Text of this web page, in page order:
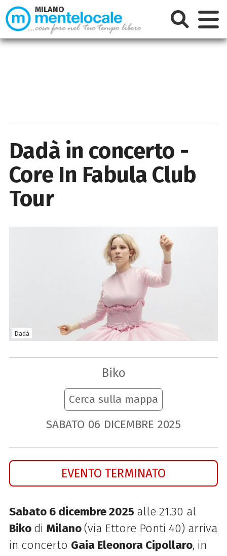
Dadà in concerto -
Core In Fabula Club
Tour
Dadà
Biko
Cerca sulla mappa
SABATO 06 DICEMBRE 2025
EVENTO TERMINATO
Sabato 6 dicembre 2025 alle 21.30 al
Biko di Milano(via Ettore Ponti 40) arriva
in concerto Gaia Eleonora Cipollaro, in
MILANO